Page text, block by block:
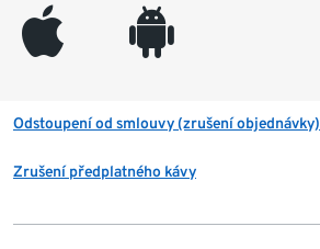
appleinc android
Odstoupení od smlouvy (zrušení objednávky)
Zrušení předplatného kávy